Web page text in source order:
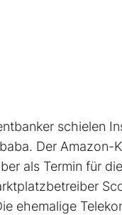
schielen
. Der Amazon-
als Termin für
ehemalige